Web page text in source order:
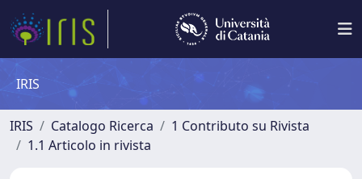
IRIS
IRIS Catalogo Ricerca
1 Contributo su Rivista
1.1 Articolo in rivista